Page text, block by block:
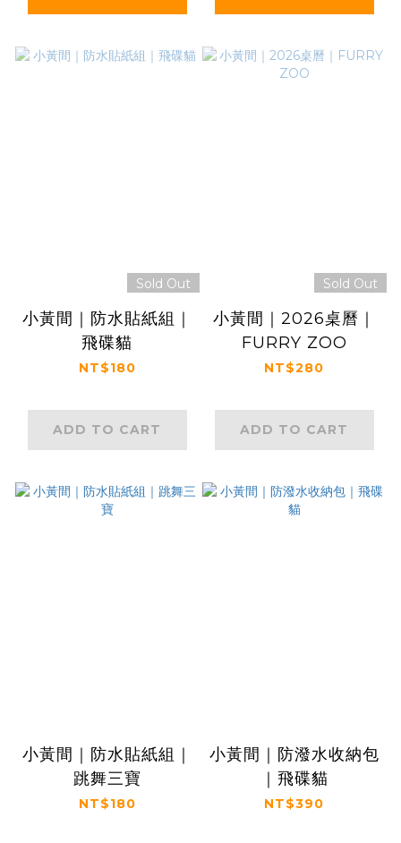
Sold Out
小黃間｜防水貼紙組｜
飛碟貓
NT$180
ADD TO CART
Sold Out
小黃間｜2026桌曆｜
FURRY ZOO
NT$280
ADD TO CART
小黃間｜防水貼紙組｜
跳舞三寶
NT$180
小黃間｜防潑水收納包
｜飛碟貓
NT$390